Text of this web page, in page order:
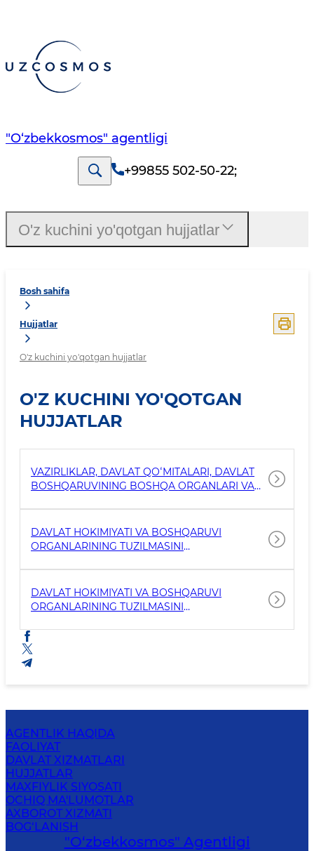
"O‘zbekkosmos" agentligi
+99855 502-50-22;
Bosh sahifa
Hujjatlar
O'z kuchini yo'qotgan hujjatlar
O'Z KUCHINI YO'QOTGAN
HUJJATLAR
VAZIRLIKLAR, DAVLAT QOʻMITALARI, DAVLAT
BOSHQARUVINING BOSHQA ORGANLARI VA
OʻRINBOSARLARINING FAOLIYATI
SAMARADORLIGINI BAHOLASH TIZIMINI JORIY
ETISH TOʻGʻRISIDA
DAVLAT HOKIMIYATI VA BOSHQARUVI
ORGANLARINING TUZILMASINI
SONINI QISQARTIRISH TOʻGʻRISIDA
DAVLAT HOKIMIYATI VA BOSHQARUVI
ORGANLARINING TUZILMASINI
O'z kuchini yo'qotgan hujjatlar
AGENTLIK HAQIDA
FAOLIYAT
DAVLAT XIZMATLARI
HUJJATLAR
MAXFIYLIK SIYOSATI
OCHIQ MA'LUMOTLAR
AXBOROT XIZMATI
BOG‘LANISH
"O‘zbekkosmos" Agentligi